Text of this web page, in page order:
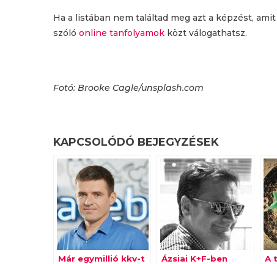
Ha a listában nem találtad meg azt a képzést,
szóló online tanfolyamok közt válogathatsz.
Fotó: Brooke Cagle/unsplash.com
KAPCSOLÓDÓ BEJEGYZÉSEK
Már egymillió kkv-t
Ázsiai K+F-ben
A